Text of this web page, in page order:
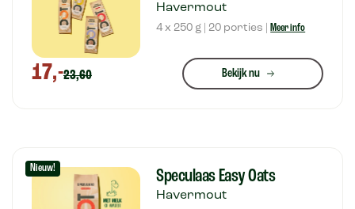
Havermout
4 x 250 g | 20 porties | Meer info
17,-23,60 Bekijk nu
Nieuw! Speculaas Easy Oats
Havermout